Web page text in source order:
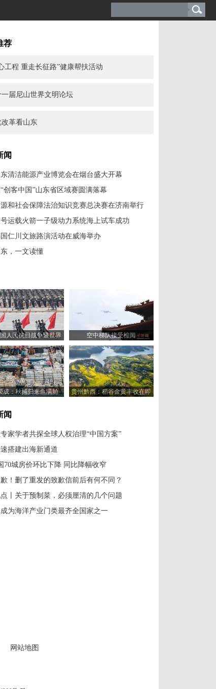
荐
工程 重走长征路”健康帮扶活动
一届尼山世界文明论坛
改革看山东
闻
东清洁能源产业博览会在烟台盛大开幕
创客中国”山东省区域赛圆满落幕
和社会保障法治知识竞赛总决赛在济南举行
运载火箭一子级动力系统海上试车成功
国仁川文旅路演活动在威海举办
，一文读懂
人民抗日战争暨世界
战争胜利80周年大会
举行
空中梯队接受检阅
成：秋捕归来鱼满舱 贵州黔西：稻谷金黄丰收在即
闻
家学者共探全球人权治理“中国方案”
搭建出海新通道
70城房价环比下降 同比降幅收窄
！删了重发的致歉信前后有何不同？
丨关于预制菜，必须厘清的几个问题
为海洋产业门类最齐全国家之一
网站地图